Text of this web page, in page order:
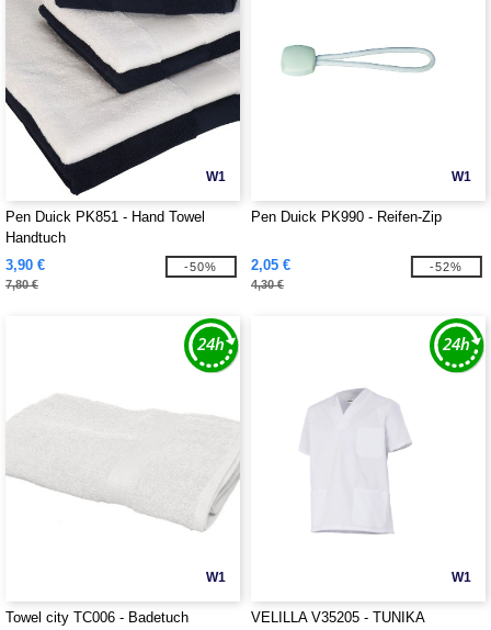
W1
Pen Duick PK851 - Hand Towel
Handtuch
3,90 €
7,80 €
-50%
W1
Pen Duick PK990 - Reifen-Zip
2,05 €
4,30 €
-52%
W1
Towel city TC006 - Badetuch
W1
VELILLA V35205 - TUNIKA